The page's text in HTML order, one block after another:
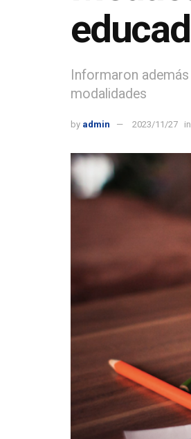
Informaron
modalidades
by admin 2023/11/27 in